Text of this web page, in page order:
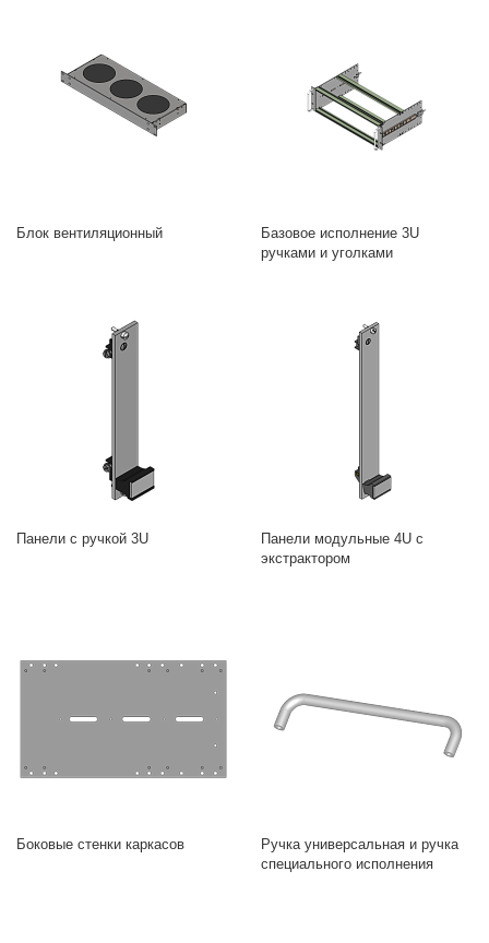
Блок вентиляционный
Базовое исполнение 3U
ручками и уголками
Панели с ручкой 3U
Панели модульные 4U с
экстрактором
Боковые стенки каркасов
Ручка универсальная и ручка
специального исполнения